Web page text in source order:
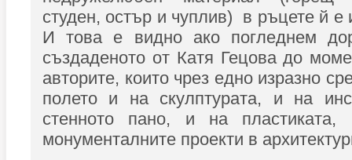
студен, остър и чуплив) в ръцете й е
И това е видно ако погледнем
създаденото от Катя Гецова до
авторите, които чрез едно изразно
полето и на скулптурата, и на
стенното пано, и на пластиката,
монументалните проекти в